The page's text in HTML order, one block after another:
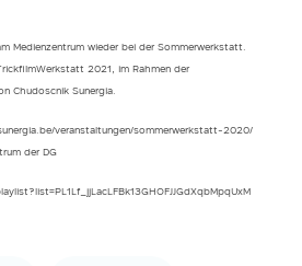
Medienzentrum wieder bei der Sommerwerkstatt.
2021, im Rahmen der
Chudoscnik Sunergia.
veranstaltungen/sommerwerkstatt-2020/
der DG